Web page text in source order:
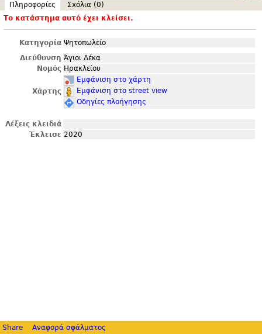
Πληροφορίες
Σxόλια (0)
Το κατάστημα αυτό έχει κλείσει.
Κατηγορία Ψητοπωλείο
Διεύθυνση Άγιοι Δέκα
Νομός Ηρακλείου
Χάρτης
Εμφάνιση στο χάρτη
Εμφάνιση στο street view
Οδηγίες πλοήγησης
Λέξεις κλειδιά
Έκλεισε 2020
Share Αναφορά σφάλματος